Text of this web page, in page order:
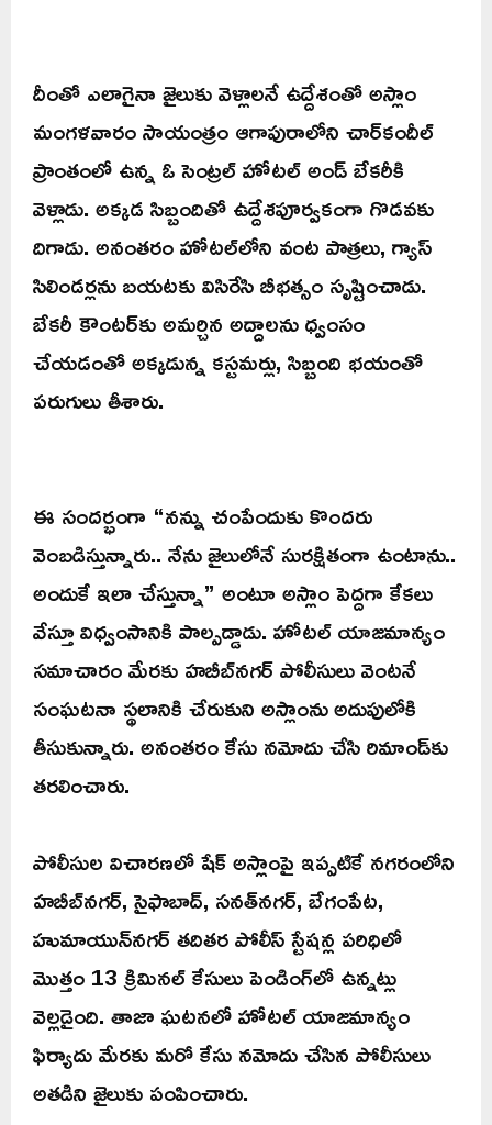
దీంతో ఎలాగైనా జైలుకు వెళ్లాలనే ఉద్దేశంతో అస్లాం
మంగళవారం సాయంత్రం ఆగాపురాలోని చార్‌కందీల్
ప్రాంతంలో ఉన్న ఓ సెంట్రల్ హోటల్ అండ్ బేకరీకి
వెళ్లాడు. అక్కడ సిబ్బందితో ఉద్దేశపూర్వకంగా గొడవకు
దిగాడు. అనంతరం హోటల్‌లోని వంట పాత్రలు, గ్యాస్
సిలిండర్లను బయటకు విసిరేసి బీభత్సం సృష్టించాడు.
బేకరీ కౌంటర్‌కు అమర్చిన అద్దాలను ధ్వంసం
చేయడంతో అక్కడున్న కస్టమర్లు, సిబ్బంది భయంతో
పరుగులు తీశారు.
ఈ సందర్భంగా “నన్ను చంపేందుకు కొందరు
వెంబడిస్తున్నారు.. నేను జైలులోనే సురక్షితంగా ఉంటాను..
అందుకే ఇలా చేస్తున్నా” అంటూ అస్లాం పెద్దగా కేకలు
వేస్తూ విధ్వంసానికి పాల్పడ్డాడు. హోటల్ యాజమాన్యం
సమాచారం మేరకు హబీబ్‌నగర్ పోలీసులు వెంటనే
సంఘటనా స్థలానికి చేరుకుని అస్లాంను అదుపులోకి
తీసుకున్నారు. అనంతరం కేసు నమోదు చేసి రిమాండ్‌కు
తరలించారు.
పోలీసుల విచారణలో షేక్ అస్లాంపై ఇప్పటికే నగరంలోని
హబీబ్‌నగర్, సైఫాబాద్, సనత్‌నగర్, బేగంపేట,
హుమాయున్‌నగర్ తదితర పోలీస్ స్టేషన్ల పరిధిలో
మొత్తం 13 క్రిమినల్ కేసులు పెండింగ్‌లో ఉన్నట్లు
వెల్లడైంది. తాజా ఘటనలో హోటల్ యాజమాన్యం
ఫిర్యాదు మేరకు మరో కేసు నమోదు చేసిన పోలీసులు
అతడిని జైలుకు పంపించారు.